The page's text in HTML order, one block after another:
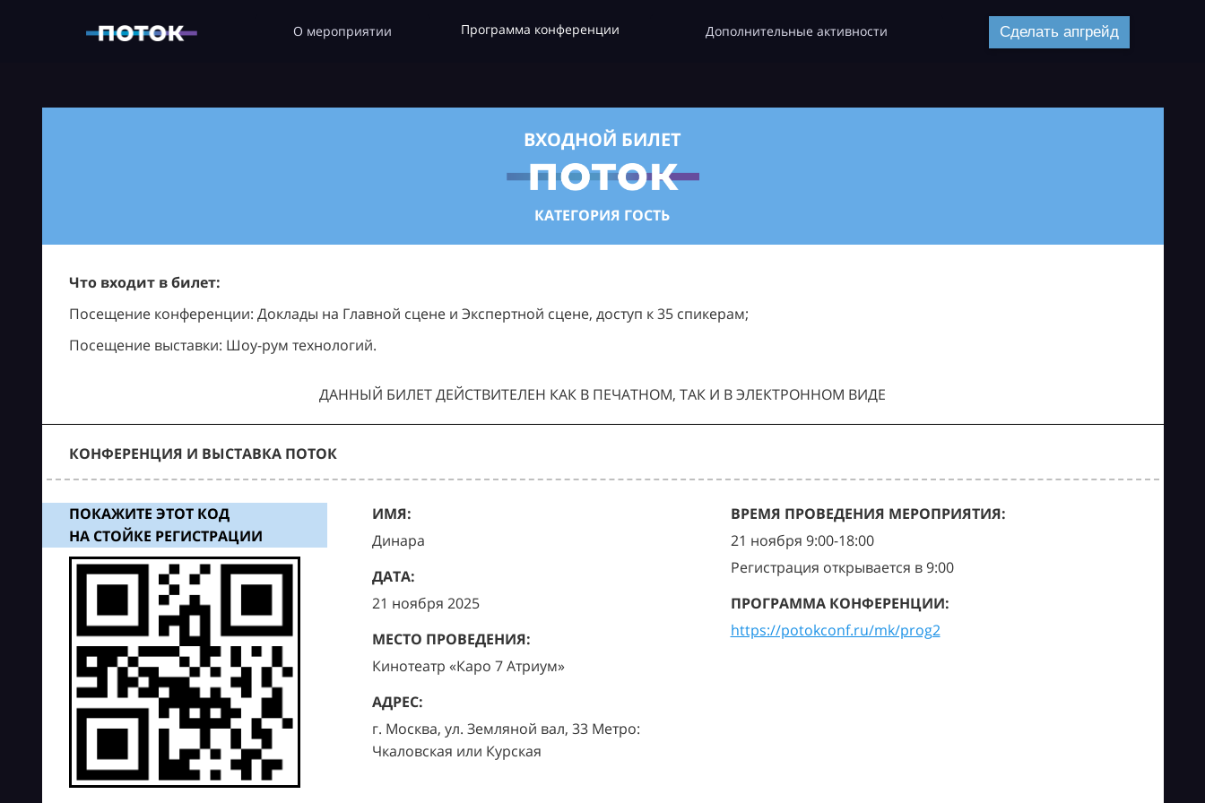
О мероприятии Программа конференции Дополнительные активности Сделать апгрейд
ВХОДНОЙ БИЛЕТ
КАТЕГОРИЯ ГОСТЬ
Что входит в билет:
Посещение конференции: Доклады на Главной сцене и Экспертной сцене, доступ к 35 спикерам;
Посещение выставки: Шоу-рум технологий.
ДАННЫЙ БИЛЕТ ДЕЙСТВИТЕЛЕН КАК В ПЕЧАТНОМ, ТАК И В ЭЛЕКТРОННОМ ВИДЕ
КОНФЕРЕНЦИЯ И ВЫСТАВКА ПОТОК
ПОКАЖИТЕ ЭТОТ КОД
НА СТОЙКЕ РЕГИСТРАЦИИ
ИМЯ:
Динара
ДАТА:
21 ноября 2025
МЕСТО ПРОВЕДЕНИЯ:
Кинотеатр «Каро 7 Атриум»
АДРЕС:
г. Москва, ул. Земляной вал, 33 Метро:
Чкаловская или Курская
ВРЕМЯ ПРОВЕДЕНИЯ МЕРОПРИЯТИЯ:
21 ноября 9:00-18:00
Регистрация открывается в 9:00
ПРОГРАММА КОНФЕРЕНЦИИ:
https://potokconf.ru/mk/prog2